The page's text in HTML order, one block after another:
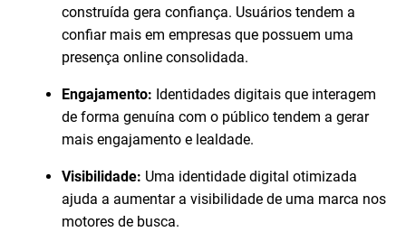
construída gera confiança. Usuários tendem a
confiar mais em empresas que possuem uma
presença online consolidada.
Engajamento: Identidades digitais que interagem
de forma genuína com o público tendem a gerar
mais engajamento e lealdade.
Visibilidade: Uma identidade digital otimizada
ajuda a aumentar a visibilidade de uma marca nos
motores de busca.